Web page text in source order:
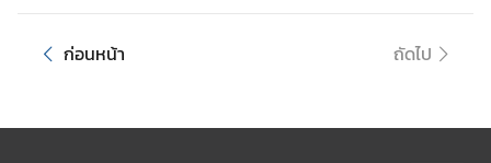
า
ก่อนหน้า ถัดไป